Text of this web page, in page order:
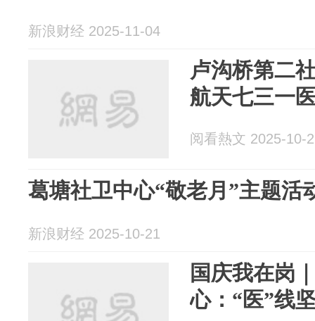
新浪财经 2025-11-04
卢沟桥第二
航天七三一
阅看熱文 2025-10-
葛塘社卫中心“敬老月”主题活
新浪财经 2025-10-21
国庆我在岗
心：“医”线